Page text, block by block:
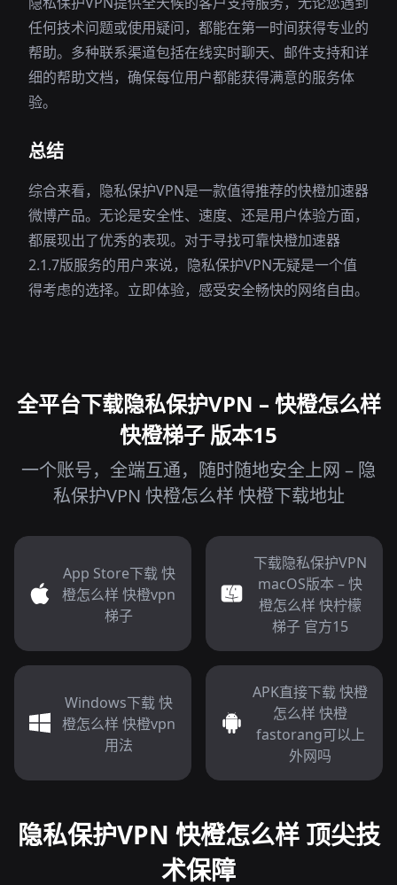
任何技术问题或使用疑问，都能在第一时间获得专业的
帮助。多种联系渠道包括在线实时聊天、邮件支持和详
细的帮助文档，确保每位用户都能获得满意的服务体
验。
总结
综合来看，隐私保护VPN是一款值得推荐的快橙加速器
微博产品。无论是安全性、速度、还是用户体验方面，
都展现出了优秀的表现。对于寻找可靠快橙加速器
2.1.7版服务的用户来说，隐私保护VPN无疑是一个值
得考虑的选择。立即体验，感受安全畅快的网络自由。
全平台下载隐私保护VPN – 快橙怎么样
快橙梯子 版本15
一个账号，全端互通，随时随地安全上网 – 隐
私保护VPN 快橙怎么样 快橙下载地址
App Store下载 快
橙怎么样 快橙vpn
梯子
下载隐私保护VPN
macOS版本 – 快
橙怎么样 快柠檬
梯子 官方15
Windows下载 快
橙怎么样 快橙vpn
用法
APK直接下载 快橙
怎么样 快橙
fastorang可以上
外网吗
隐私保护VPN 快橙怎么样 顶尖技
术保障